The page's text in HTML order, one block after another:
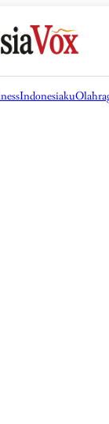
Indonesiaku